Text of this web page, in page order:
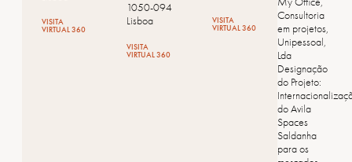
VISITA
VIRTUAL 360
1050-094
Lisboa
VISITA
VIRTUAL 360
VISITA
VIRTUAL 360
Consultoria
em projetos,
Unipessoal,
Lda
Designação
do Projeto:
do Avila
Spaces
Saldanha
para os